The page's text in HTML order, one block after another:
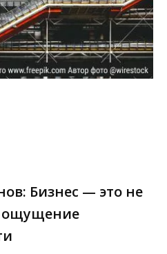
Бизнес — это не
ощущение